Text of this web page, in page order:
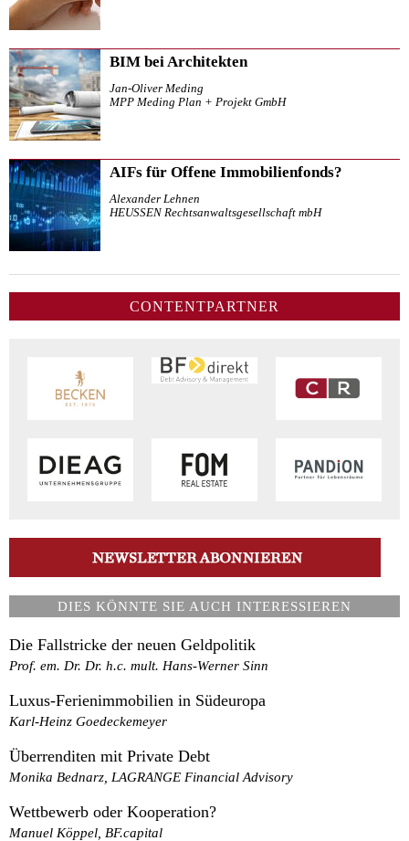
BIM bei Architekten
Jan-Oliver Meding
MPP Meding Plan + Projekt GmbH
AIFs für Offene Immobilienfonds?
Alexander Lehnen
HEUSSEN Rechtsanwaltsgesellschaft mbH
CONTENTPARTNER
DIES KÖNNTE SIE AUCH INTERESSIEREN
Die Fallstricke der neuen Geldpolitik
Prof. em. Dr. Dr. h.c. mult. Hans-Werner Sinn
Luxus-Ferienimmobilien in Südeuropa
Karl-Heinz Goedeckemeyer
Überrenditen mit Private Debt
Monika Bednarz, LAGRANGE Financial Advisory
Wettbewerb oder Kooperation?
Manuel Köppel, BF.capital